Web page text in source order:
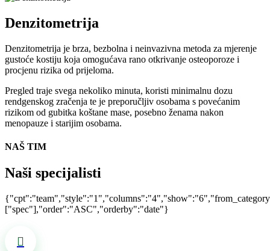
Denzitometrija
Denzitometrija je brza, bezbolna i neinvazivna metoda za mjerenje
gustoće kostiju koja omogućava rano otkrivanje osteoporoze i
procjenu rizika od prijeloma.
Pregled traje svega nekoliko minuta, koristi minimalnu dozu
rendgenskog zračenja te je preporučljiv osobama s povećanim
rizikom od gubitka koštane mase, posebno ženama nakon
menopauze i starijim osobama.
NAŠ TIM
Naši specijalisti
["spec"],"order":"ASC","orderby":"date"}